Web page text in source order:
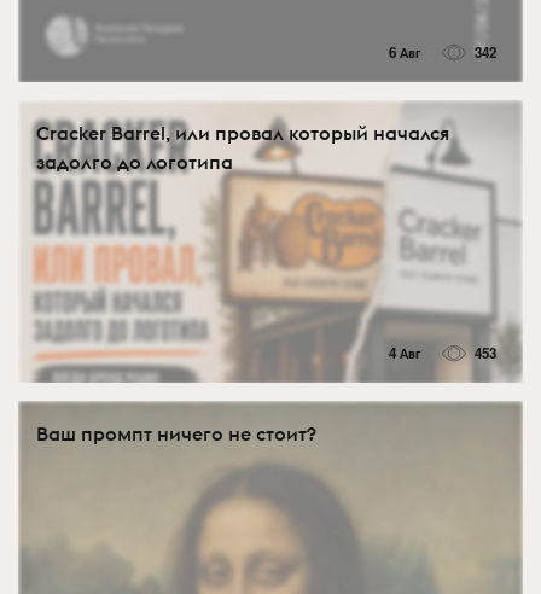
6 Авг 342
Cracker Barrel, или провал который начался
задолго до логотипа
4 Авг 453
Ваш промпт ничего не стоит?